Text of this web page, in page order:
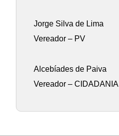
Jorge Silva de Lima
Vereador – PV
Alcebíades de Paiva
Vereador – CIDADANIA